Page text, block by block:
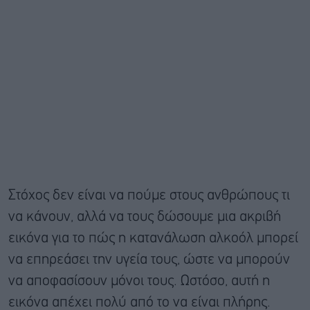
Στόχος δεν είναι να πούμε στους ανθρώπους τι
να κάνουν, αλλά να τους δώσουμε μια ακριβή
εικόνα για το πώς η κατανάλωση αλκοόλ μπορεί
να επηρεάσει την υγεία τους, ώστε να μπορούν
να αποφασίσουν μόνοι τους. Ωστόσο, αυτή η
εικόνα απέχει πολύ από το να είναι πλήρης.